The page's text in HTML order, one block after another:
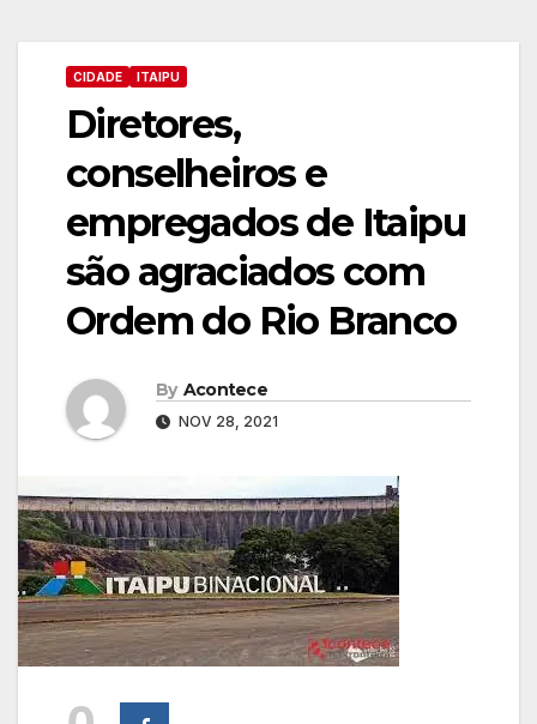
CIDADE ITAIPU
Diretores,
conselheiros e
empregados de Itaipu
são agraciados com
Ordem do Rio Branco
By Acontece
NOV 28, 2021